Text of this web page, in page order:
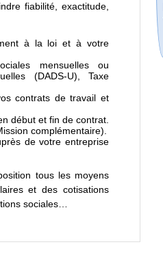
fiabilité, exactitude,
à la loi et à votre
mensuelles ou
(DADS-U), Taxe
contrats de travail et
début et fin de contrat.
complémentaire).
de votre entreprise
tous les moyens
et des cotisations
sociales…